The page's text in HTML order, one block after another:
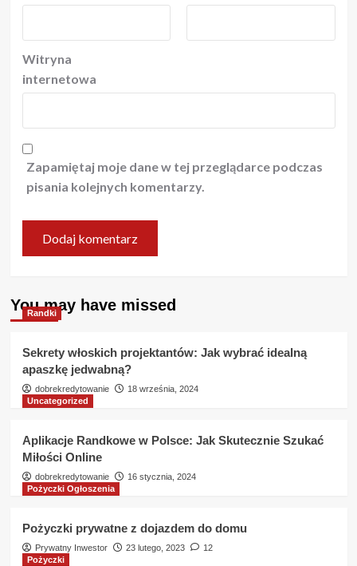
Witryna
internetowa
Zapamiętaj moje dane w tej przeglądarce podczas
pisania kolejnych komentarzy.
You may have missed
Randki
Sekrety włoskich projektantów: Jak wybrać idealną
apaszkę jedwabną?
dobrekredytowanie
18 września, 2024
Uncategorized
Aplikacje Randkowe w Polsce: Jak Skutecznie Szukać
Miłości Online
dobrekredytowanie
16 stycznia, 2024
Pożyczki Ogłoszenia
Pożyczki prywatne z dojazdem do domu
Prywatny Inwestor 23 lutego, 2023
12
Pożyczki